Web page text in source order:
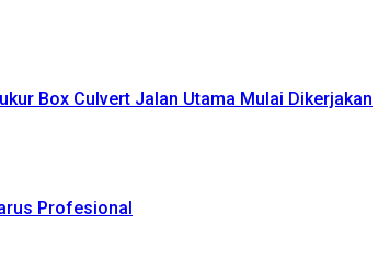
Box Culvert Jalan Utama Mulai Dikerjakan
Profesional